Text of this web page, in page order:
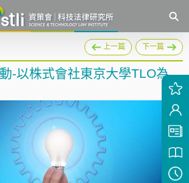
上一篇 下一篇
-以株式會社東京大學TLO為